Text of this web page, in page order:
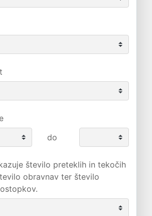
do
število preteklih in tekočih
obravnav ter število